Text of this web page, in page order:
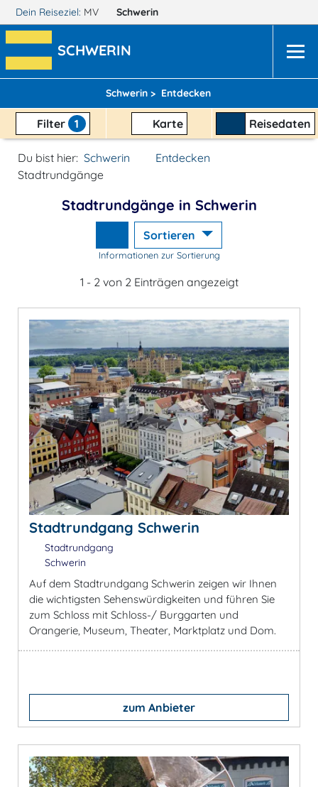
Dein Reiseziel: MV Schwerin
SCHWERIN
Schwerin > Entdecken
Filter 1 Karte Reisedaten
Du bist hier: Schwerin
Entdecken
Stadtrundgänge
Stadtrundgänge in Schwerin
Sortieren
Informationen zur Sortierung
1 - 2 von 2 Einträgen angezeigt
Stadtrundgang Schwerin
Stadtrundgang
Schwerin
Auf dem Stadtrundgang Schwerin zeigen wir Ihnen
die wichtigsten Sehenswürdigkeiten und führen Sie
zum Schloss mit Schloss-/ Burggarten und
Orangerie, Museum, Theater, Marktplatz und Dom.
zum Anbieter